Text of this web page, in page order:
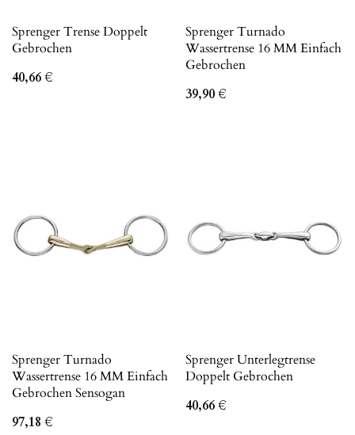
Sprenger Trense Doppelt
Gebrochen
40,66€
Sprenger Turnado
Wassertrense 16 MM Einfach
Gebrochen
39,90€
Sprenger Turnado
Wassertrense 16 MM Einfach
Gebrochen Sensogan
97,18 €
Sprenger Unterlegtrense
Doppelt Gebrochen
40,66€